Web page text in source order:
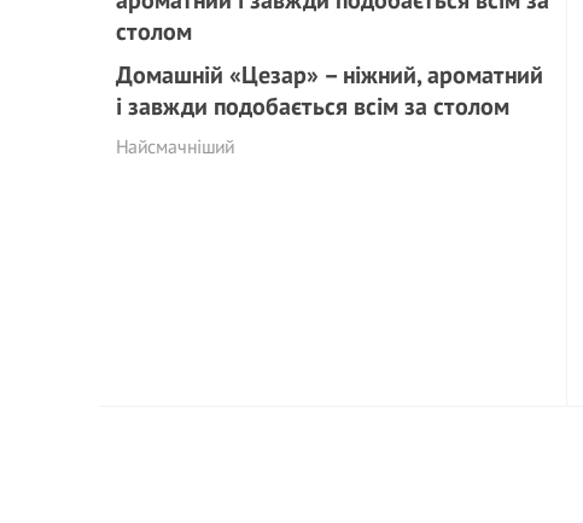
Домашній «Цезар» – ніжний, ароматний
і завжди подобається всім за столом
Найсмачніший